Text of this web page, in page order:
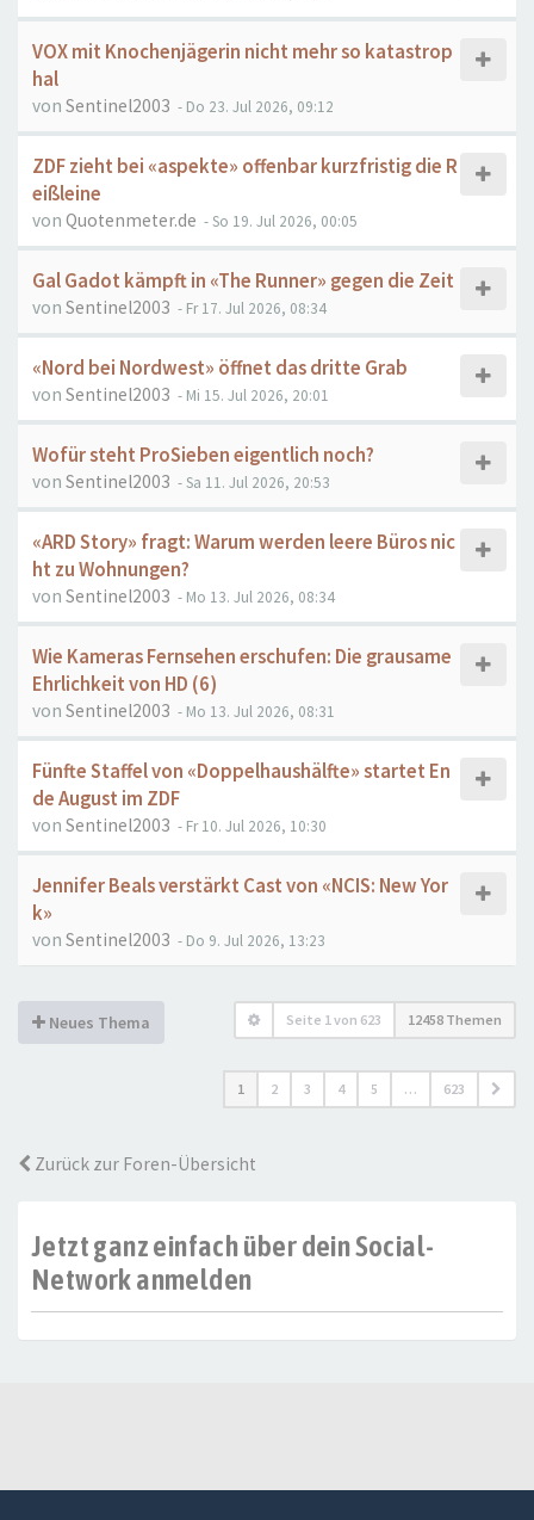
VOX mit Knochenjägerin nicht mehr so katastrop
hal
von Sentinel2003 - Do 23. Jul 2026, 09:12
ZDF zieht bei «aspekte» offenbar kurzfristig die R
eißleine
von Quotenmeter.de - So 19. Jul 2026, 00:05
Gal Gadot kämpft in «The Runner» gegen die Zeit
von Sentinel2003 - Fr 17. Jul 2026, 08:34
«Nord bei Nordwest» öffnet das dritte Grab
von Sentinel2003 - Mi 15. Jul 2026, 20:01
Wofür steht ProSieben eigentlich noch?
von Sentinel2003 - Sa 11. Jul 2026, 20:53
«ARD Story» fragt: Warum werden leere Büros nic
ht zu Wohnungen?
von Sentinel2003 - Mo 13. Jul 2026, 08:34
Wie Kameras Fernsehen erschufen: Die grausame
Ehrlichkeit von HD (6)
von Sentinel2003 - Mo 13. Jul 2026, 08:31
Fünfte Staffel von «Doppelhaushälfte» startet En
de August im ZDF
von Sentinel2003 - Fr 10. Jul 2026, 10:30
Jennifer Beals verstärkt Cast von «NCIS: New Yor
k»
von Sentinel2003 - Do 9. Jul 2026, 13:23
Neues Thema Seite 1von 623 12458 Themen
1 2 3 4 5 … 623
Zurück zur Foren-Übersicht
Jetzt ganz einfach über dein Social-
Network anmelden